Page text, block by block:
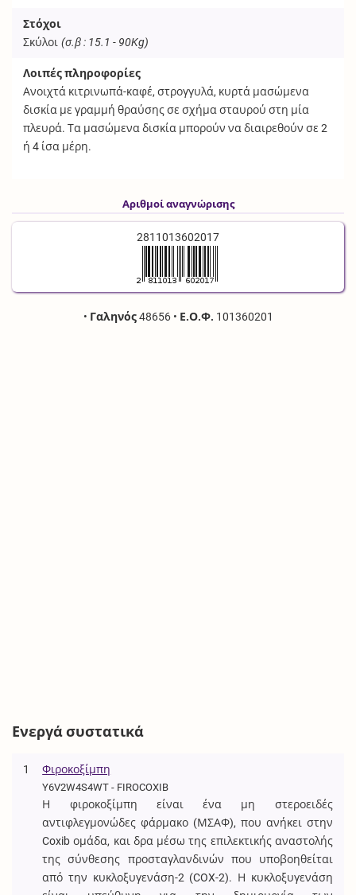
Στόχοι
Σκύλοι (σ.β : 15.1 - 90Kg)
Λοιπές πληροφορίες
Ανοιχτά κιτρινωπά-καφέ, στρογγυλά, κυρτά μασώμενα
δισκία με γραμμή θραύσης σε σχήμα σταυρού στη μία
πλευρά. Τα μασώμενα δισκία μπορούν να διαιρεθούν σε 2
ή 4 ίσα μέρη.
Αριθμοί αναγνώρισης
2811013602017
• Γαληνός48656 • Ε.Ο.Φ. 101360201
Ενεργά συστατικά
1 Φιροκοξίμπη
Y6V2W4S4WT - FIROCOXIB
Η φιροκοξίμπη είναι ένα μη στεροειδές
αντιφλεγμονώδες φάρμακο (ΜΣΑΦ), που ανήκει στην
Coxib ομάδα, και δρα μέσω της επιλεκτικής αναστολής
της σύνθεσης προσταγλανδινών που υποβοηθείται
από την κυκλοξυγενάση-2 (COX-2). Η κυκλοξυγενάση